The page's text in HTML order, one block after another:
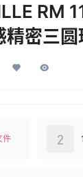
RM
精密三
件 2